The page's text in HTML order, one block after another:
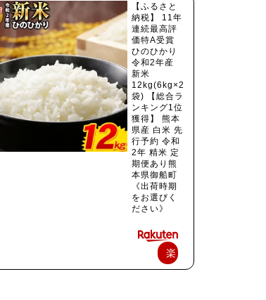
【ふるさと
納税】 11年
連続最高評
価特A受賞
ひのひかり
令和2年産
新米
12kg(6kg×2
袋) 【総合ラ
ンキング1位
獲得】 熊本
県産 白米 先
行予約 令和
2年 精米 定
期便あり熊
本県御船町
《出荷時期
をお選びく
ださい》
楽